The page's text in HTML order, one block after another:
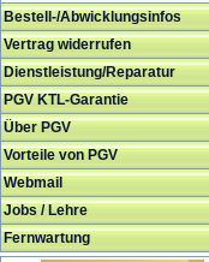
Bestell-/Abwicklungsinfos
Vertrag widerrufen
Dienstleistung/Reparatur
PGV KTL-Garantie
Über PGV
Vorteile von PGV
Webmail
Jobs / Lehre
Fernwartung